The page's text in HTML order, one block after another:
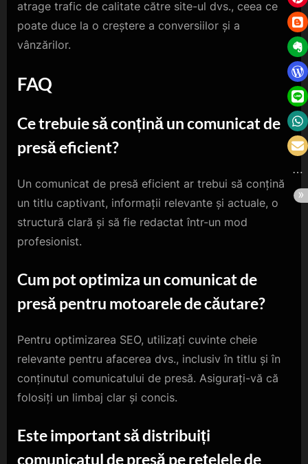
atrage trafic de calitate către site-ul dvs., ceea ce
poate duce la o creștere a conversiilor și a
vânzărilor.
FAQ
Ce trebuie să conțină un comunicat de
presă eficient?
Un comunicat de presă eficient ar trebui să conțină
un titlu captivant, informații relevante și actuale, o
structură clară și să fie redactat într-un mod
profesionist.
Cum pot optimiza un comunicat de
presă pentru motoarele de căutare?
Pentru optimizarea SEO, utilizați cuvinte cheie
relevante pentru afacerea dvs., inclusiv în titlu și în
conținutul comunicatului de presă. Asigurați-vă că
folosiți un limbaj clar și concis.
Este important să distribuiți
comunicatul de presă pe rețelele de